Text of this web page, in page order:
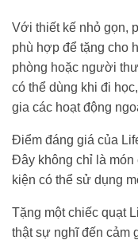
Với thiết kế nhỏ gọn,
phù hợp để tặng cho
phòng hoặc người
có thể dùng khi đi
gia các hoạt động
Điểm đáng giá của
Đây không chỉ là món
kiện có thể sử dụng
Tặng một chiếc quạt
thật sự nghĩ đến cảm